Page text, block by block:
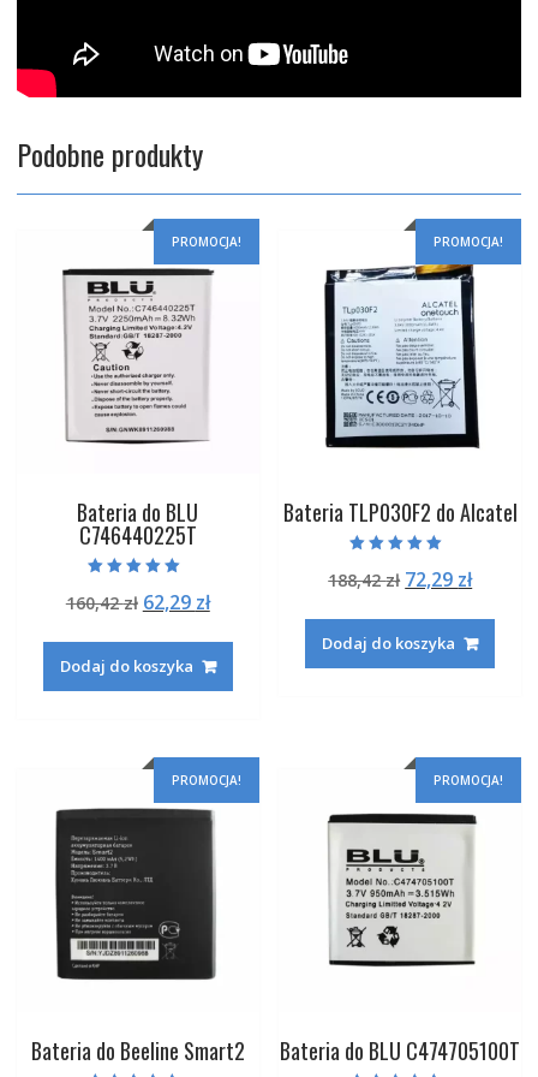
Podobne produkty
PROMOCJA!
Bateria do BLU
C746440225T
5.00
na 5
160,42zł Pierwotna
wynosiła:
160,42 zł.
62,29 złAktualna
62,29 zł.
Dodaj do koszyka
PROMOCJA!
Bateria TLP030F2 do Alcatel
5.00
na 5
188,42zł Pierwotna
wynosiła:
188,42 zł.
72,29 zł
72,29
Dodaj do koszyka
PROMOCJA!
Bateria do Beeline Smart2
PROMOCJA!
Bateria do BLU C474705100T